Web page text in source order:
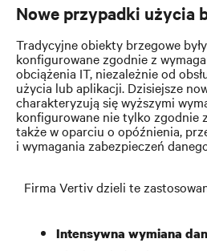
Nowe przypadki użycia
Tradycyjne obiekty brzegowe
konfigurowane zgodnie z
obciążenia IT, niezależnie od
użycia lub aplikacji. Dzisiejsze
charakteryzują się wyższymi
konfigurowane nie tylko zgodnie
także w oparciu o opóźnienia,
i wymagania zabezpieczeń
Firma Vertiv dzieli te
Intensywna wymiana